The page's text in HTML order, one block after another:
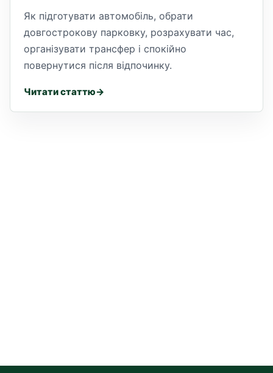
Як підготувати автомобіль, обрати
довгострокову парковку, розрахувати час,
організувати трансфер і спокійно
повернутися після відпочинку.
Читати статтю